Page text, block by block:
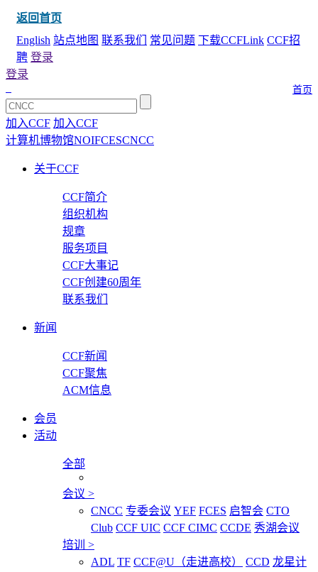
返回首页
English 站点地图 联系我们 常见问题 下载CCFLink CCF招
聘 登录
首页
登录
加入CCF 加入CCF
计算机博物馆NOIFCESCNCC
关于CCF
CCF简介
组织机构
规章
服务项目
CCF大事记
CCF创建60周年
联系我们
新闻
CCF新闻
CCF聚焦
ACM信息
会员
活动
全部
会议 >
CNCC 专委会议 YEF FCES 启智会 CTO
Club CCF UIC CCF CIMC CCDE 秀湖会议
培训 >
ADL TF CCF@U（走进高校） CCD 龙星计